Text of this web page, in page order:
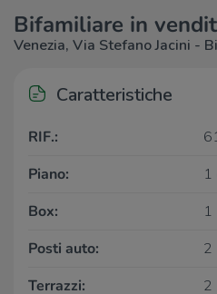
Bifamiliare in
Venezia, Via Stefano Jacini -
Caratteristiche
RIF.:
Piano:
1
Box:
1
Posti auto:
2
Terrazzi:
2